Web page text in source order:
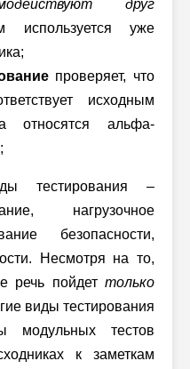
друг
используется уже
проверяет, что
исходным
относятся альфа-
;
тестирования –
нагрузочное
безопасности,
Несмотря на то,
речь пойдет только
виды тестирования
модульных тестов
к заметкам